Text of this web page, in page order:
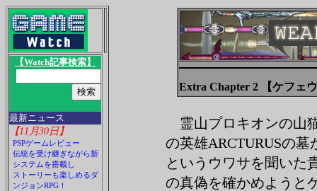
【Watch記事検索】
最新ニュース
【11月30日】
PSPゲームレビュー
伝統を受け継ぎながら新
システムを搭載し
ストーリーも楽しめるダ
ンジョンRPG！
Extra Chapter 2 【ケフェ
霊山プロキオンの山
の英雄ARCTURUSの墓
というウワサを聞いた
の真偽を確かめようと